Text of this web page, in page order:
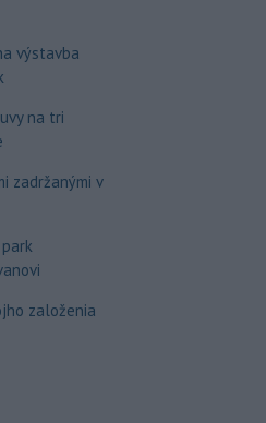
výstavba
na tri
zadržanými v
založenia